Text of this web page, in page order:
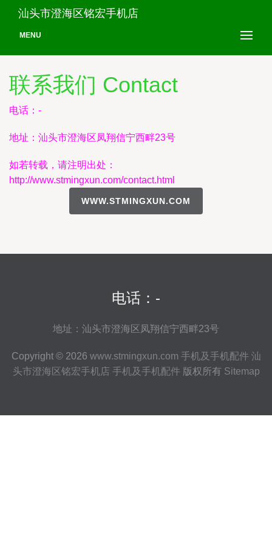
汕头市澄海区铭宏手机店
MENU
联系我们 Contact
电话：-
地址：汕头市澄海区凤翔信宁西畔23号
如若转载，请注明出处：
http://www.stmingxun.com/contact.html
WWW.STMINGXUN.COM
电话：-
地址：汕头市澄海区凤翔信宁西畔23号
Copyright © 2026 www.stmingxun.com 手机及手机配件 汕
头市澄海区铭宏手机店 手机及手机配件版权所有 Sitemap